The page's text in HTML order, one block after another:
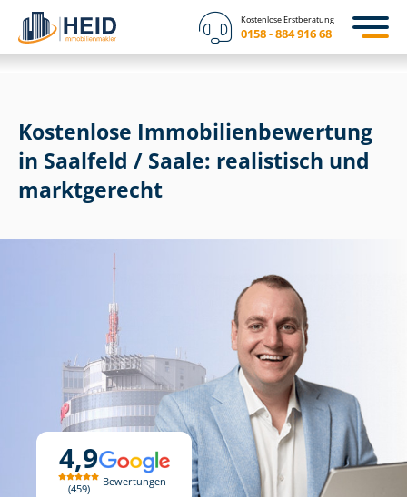
Kostenlose Erstberatung
0158 - 884 916 68
4,9
459
Bewertungen
Kostenlose Im­mo­bi­li­en­be­wer­tung
in Saalfeld / Saale: realistisch und
marktgerecht